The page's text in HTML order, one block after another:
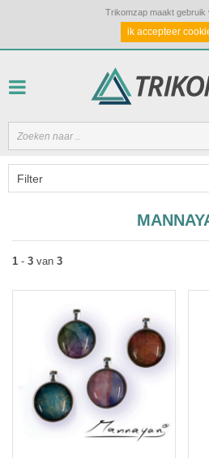
Trikomzap maakt gebruik
ik accepteer
Filter
1 - 3 van 3